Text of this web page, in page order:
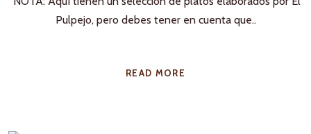
Pulpejo, pero debes tener en cuenta que..
READ MORE